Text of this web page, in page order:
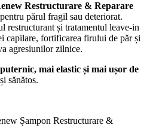
Restructurare & Reparare
părul fragil sau deteriorat.
restructurant și tratamentul leave-in
capilare, fortificarea firului de păr și
agresiunilor zilnice.
mai elastic și mai ușor de
sănătos.
Șampon Restructurare &